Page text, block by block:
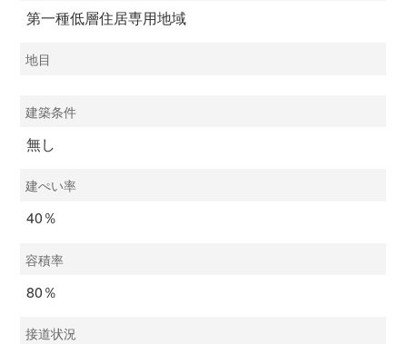
第一種低層住居専用地域
地目
建築条件
無し
建ぺい率
40％
容積率
80％
接道状況